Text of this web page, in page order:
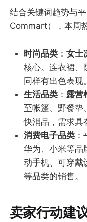
结合关键词趋势与
Commart），本周
时尚品类 ： 女士
核心。连衣裙、
同样有出色表现。
生活品类 ： 露营
至帐篷、野餐垫
快消品，需求具
消费电子品类
华为、小米等品
动手机、可穿戴
等品类的销售。
卖家行动建